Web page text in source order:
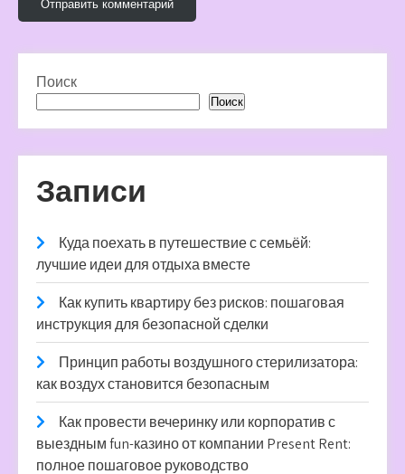
Поиск
Поиск
Записи
Куда поехать в путешествие с семьёй:
лучшие идеи для отдыха вместе
Как купить квартиру без рисков: пошаговая
инструкция для безопасной сделки
Принцип работы воздушного стерилизатора:
как воздух становится безопасным
Как провести вечеринку или корпоратив с
выездным fun-казино от компании Present Rent:
полное пошаговое руководство